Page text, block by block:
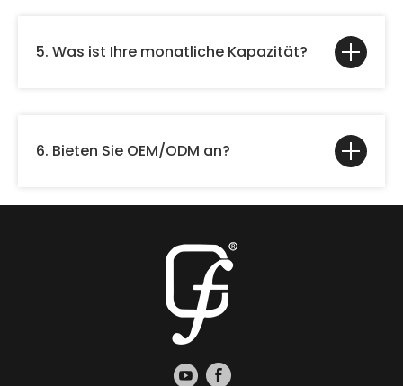
5. Was ist Ihre monatliche Kapazität?
6. Bieten Sie OEM/ODM an?